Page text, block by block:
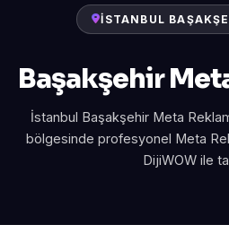
İSTANBUL
Başakşehir
İstanbul Başakşehir Meta
bölgesinde profesyonel Meta
DijiWOW ile